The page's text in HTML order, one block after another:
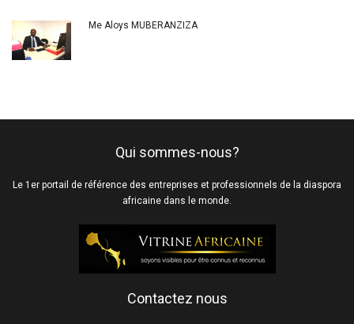
Me Aloys MUBERANZIZA
Qui sommes-nous?
Le 1er portail de référence des entreprises et professionnels de la diaspora
africaine dans le monde.
Contactez nous